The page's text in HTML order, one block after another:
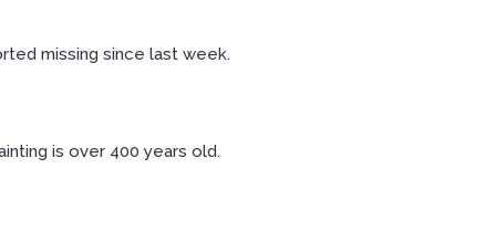
missing since last week.
is over 400 years old.